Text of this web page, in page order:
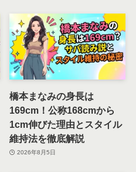
橋本まなみの身長は
169cm！公称168cmから
1cm伸びた理由とスタイル
維持法を徹底解説
2026年8月5日